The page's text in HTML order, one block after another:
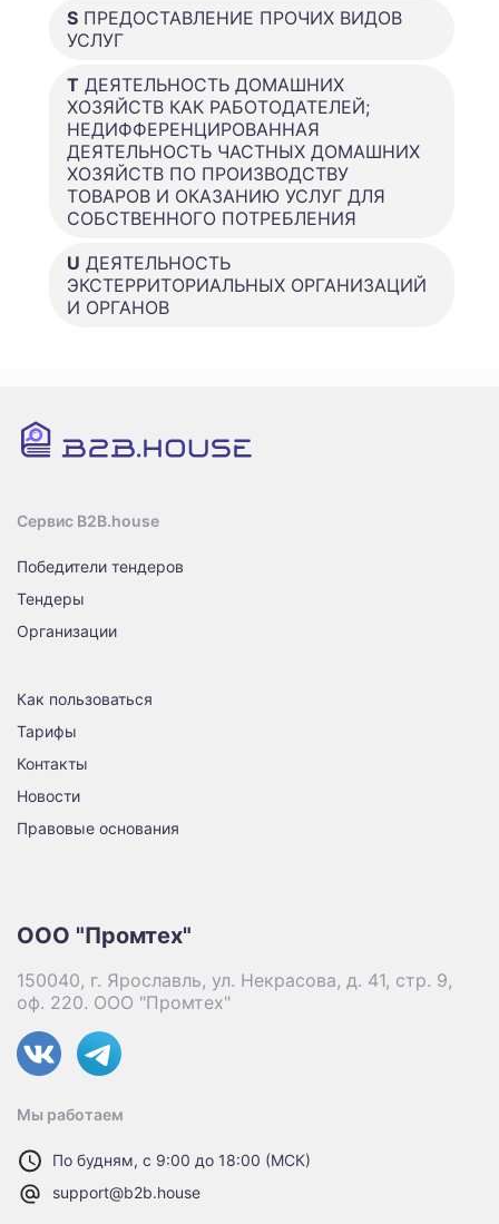
S ПРЕДОСТАВЛЕНИЕ ПРОЧИХ ВИДОВ
УСЛУГ
T ДЕЯТЕЛЬНОСТЬ ДОМАШНИХ
ХОЗЯЙСТВ КАК РАБОТОДАТЕЛЕЙ;
НЕДИФФЕРЕНЦИРОВАННАЯ
ДЕЯТЕЛЬНОСТЬ ЧАСТНЫХ ДОМАШНИХ
ХОЗЯЙСТВ ПО ПРОИЗВОДСТВУ
ТОВАРОВ И ОКАЗАНИЮ УСЛУГ ДЛЯ
СОБСТВЕННОГО ПОТРЕБЛЕНИЯ
U ДЕЯТЕЛЬНОСТЬ
ЭКСТЕРРИТОРИАЛЬНЫХ ОРГАНИЗАЦИЙ
И ОРГАНОВ
Сервис B2B.house
Победители тендеров
Тендеры
Организации
Как пользоваться
Тарифы
Контакты
Новости
Правовые основания
ООО "Промтех"
150040, г. Ярославль, ул. Некрасова, д. 41, стр. 9,
оф. 220. ООО "Промтех"
Мы работаем
По будням, с 9:00 до 18:00 (МСК)
support@b2b.house